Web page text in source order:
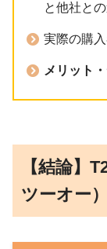
と他社と
実際の購
メリット
【結論】
ツーオー